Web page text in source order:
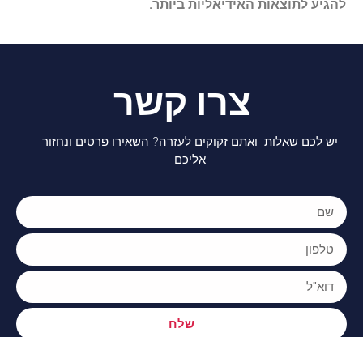
להגיע לתוצאות האידיאליות ביותר.
צרו קשר
יש לכם שאלות ואתם זקוקים לעזרה? השאירו פרטים ונחזור
אליכם
שלח